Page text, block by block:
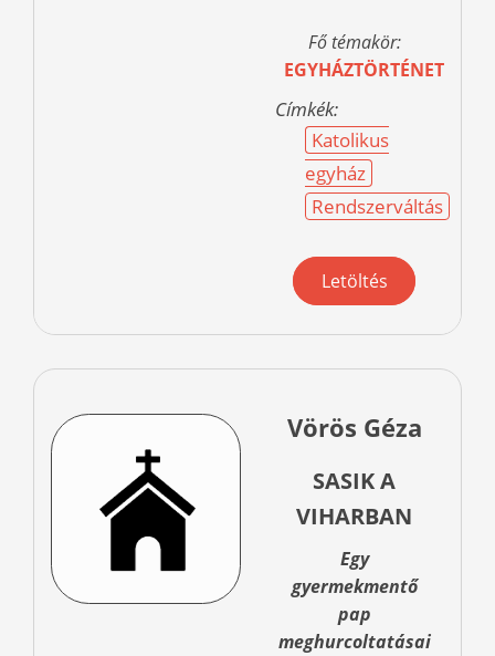
Fő témakör:
EGYHÁZTÖRTÉNET
Címkék:
Katolikus
egyház
Rendszerváltás
Letöltés
Vörös Géza
SASIK A
VIHARBAN
Egy
gyermekmentő
pap
meghurcoltatásai